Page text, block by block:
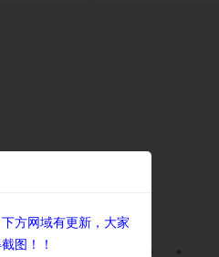
方网域有更新，大家
图！！